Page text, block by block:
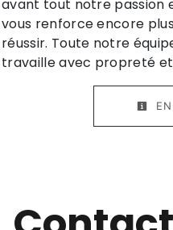
avant tout notre passion
vous renforce encore
réussir. Toute notre
travaille avec propreté